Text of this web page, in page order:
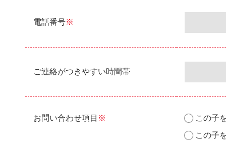
電話番号※
ご連絡がつきやすい時間帯
お問い合わせ項目 ※
この子
この子